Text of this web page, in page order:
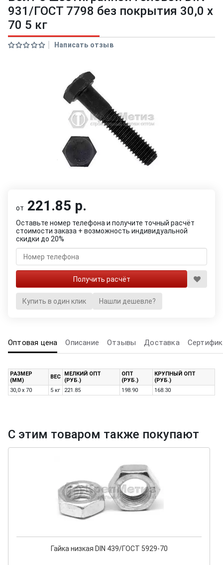
931/ГОСТ 7798 без покрытия 30,0 x
70 5 кг
Написать отзыв
от 221.85 р.
Оставьте номер телефона и получите точный расчёт
стоимости заказа + возможность индивидуальной
скидки до 20%
Купить в один клик Нашли дешевле?
Оптовая цена Описание Отзывы Доставка
РАЗМЕР
(ММ)
ВЕС
МЕЛКИЙ ОПТ
(РУБ.)
ОПТ
(РУБ.)
КРУПНЫЙ ОПТ
(РУБ.)
30,0 x 70
5 кг 221.85 198.90 168.30
С этим товаром также покупают
Гайка низкая DIN 439/ГОСТ 5929-70